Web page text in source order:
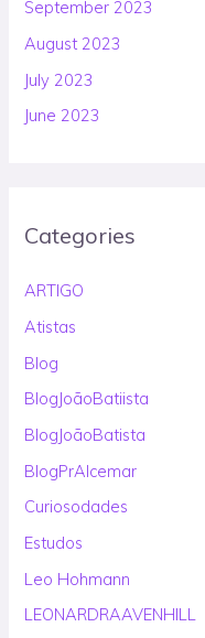
September 2023
August 2023
July 2023
June 2023
Categories
ARTIGO
Atistas
Blog
BlogJoãoBatiista
BlogJoãoBatista
BlogPrAlcemar
Curiosodades
Estudos
Leo Hohmann
LEONARDRAAVENHILL